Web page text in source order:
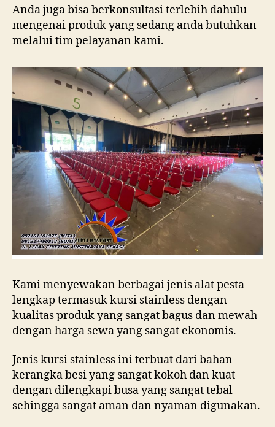
Anda juga bisa berkonsultasi terlebih dahulu
mengenai produk yang sedang anda butuhkan
melalui tim pelayanan kami.
Kami menyewakan berbagai jenis alat pesta
lengkap termasuk kursi stainless dengan
kualitas produk yang sangat bagus dan mewah
dengan harga sewa yang sangat ekonomis.
Jenis kursi stainless ini terbuat dari bahan
kerangka besi yang sangat kokoh dan kuat
dengan dilengkapi busa yang sangat tebal
sehingga sangat aman dan nyaman digunakan.